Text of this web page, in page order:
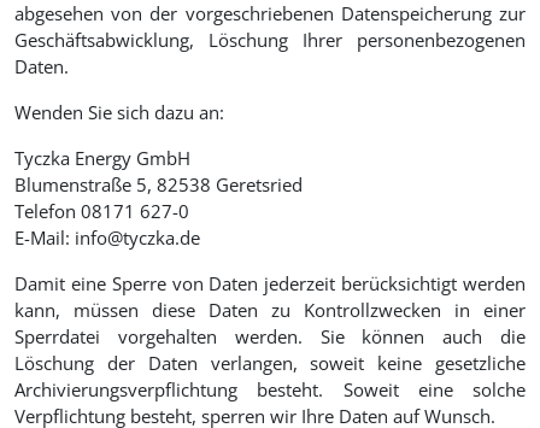
abgesehen von der vorgeschriebenen Datenspeicherung zur
Geschäftsabwicklung, Löschung Ihrer personenbezogenen
Daten.
Wenden Sie sich dazu an:
Tyczka Energy GmbH
Blumenstraße 5, 82538 Geretsried
Telefon 08171 627-0
E-Mail: info@tyczka.de
Damit eine Sperre von Daten jederzeit berücksichtigt werden
kann, müssen diese Daten zu Kontrollzwecken in einer
Sperrdatei vorgehalten werden. Sie können auch die
Löschung der Daten verlangen, soweit keine gesetzliche
Archivierungsverpflichtung besteht. Soweit eine solche
Verpflichtung besteht, sperren wir Ihre Daten auf Wunsch.